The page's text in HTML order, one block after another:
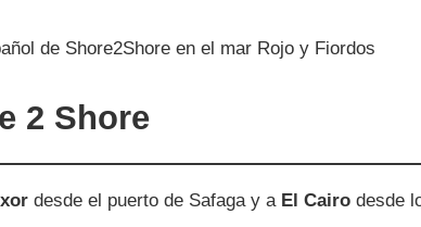
2 Shore
desde el puerto de Safaga y a El Cairo desde